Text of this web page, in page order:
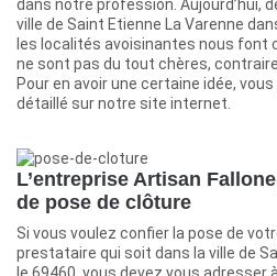
dans notre profession. Aujourd’hui,
ville de Saint Etienne La Varenne
les localités avoisinantes nous font
ne sont pas du tout chères,
Pour en avoir une certaine idée,
détaillé sur notre site internet.
L’entreprise Artisan
de pose de clôture
Si vous voulez confier la pose de
prestataire qui soit dans la ville de
le 69460, vous devez vous adresser